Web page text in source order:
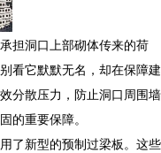
担洞口上部砌体传来的荷
看它默默无名，却在保障建
分散压力，防止洞口周围墙
的重要保障。
了新型的预制过梁板。这些